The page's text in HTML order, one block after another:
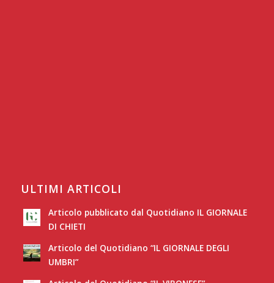
ULTIMI ARTICOLI
Articolo pubblicato dal Quotidiano IL GIORNALE
DI CHIETI
Articolo del Quotidiano “IL GIORNALE DEGLI
UMBRI”